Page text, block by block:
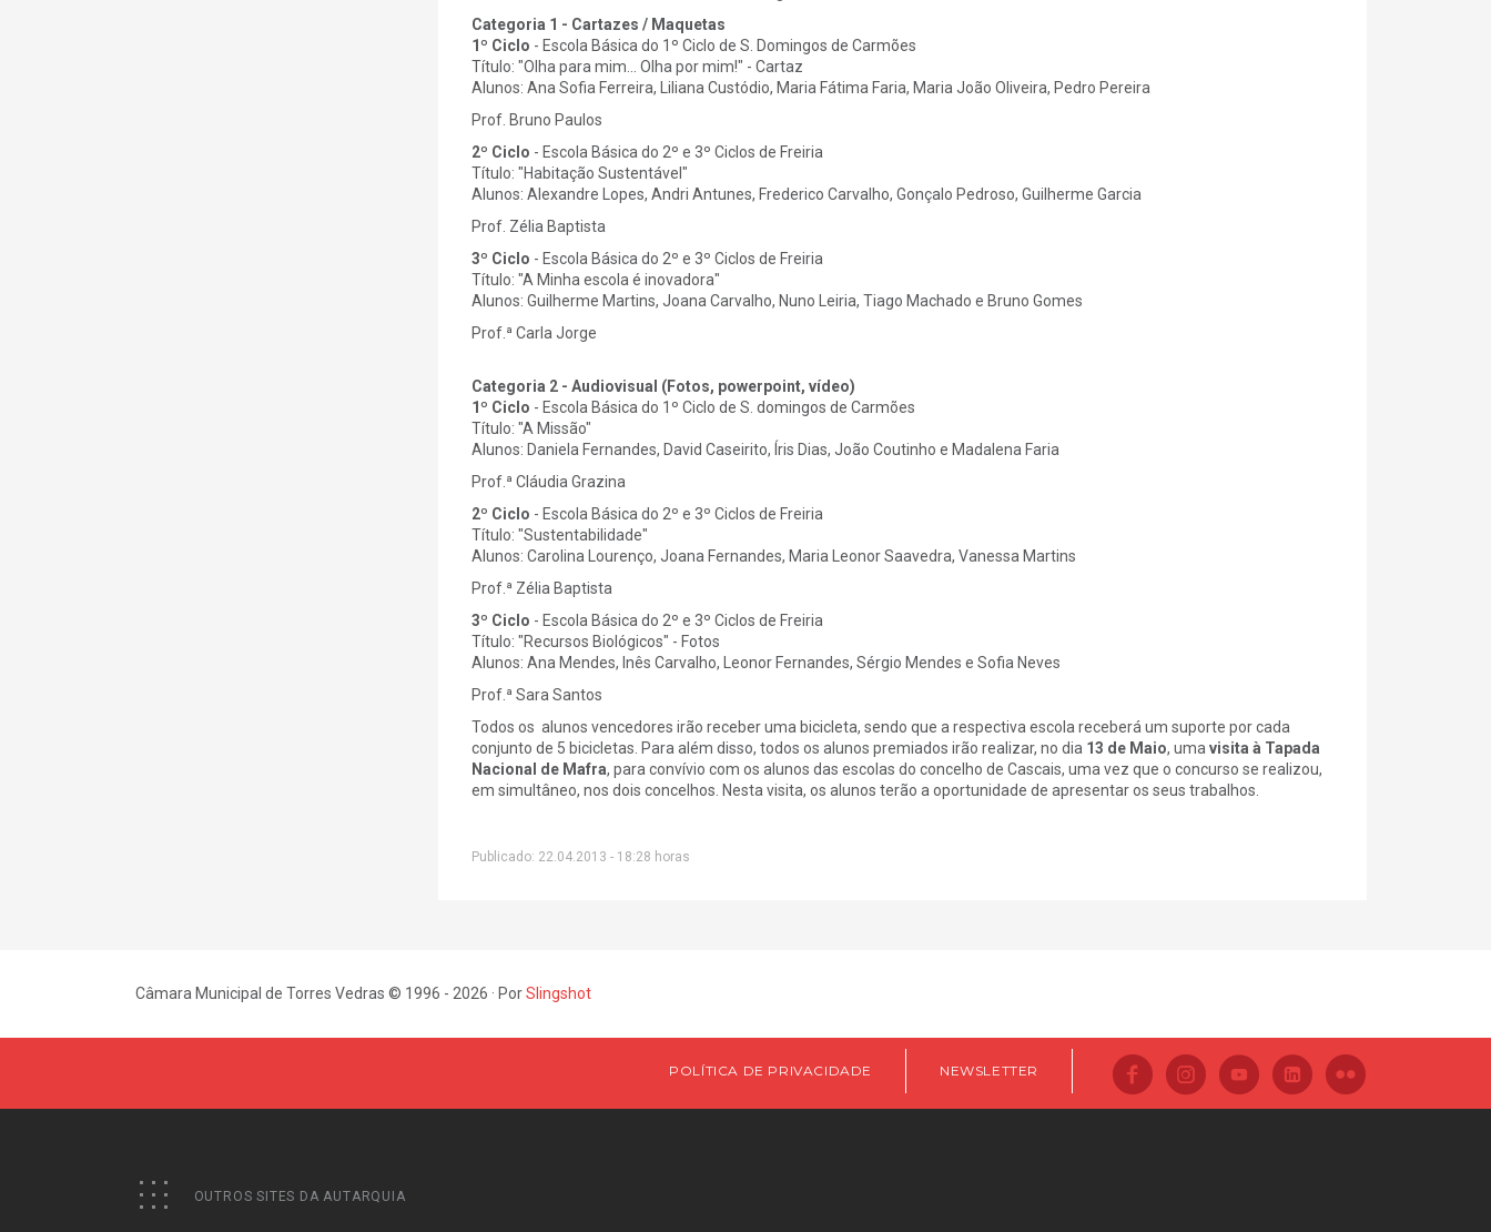
Categoria 1 - Cartazes / Maquetas
1º Ciclo - Escola Básica do 1º Ciclo de S. Domingos de Carmões
Título: "Olha para mim... Olha por mim!" - Cartaz
Alunos: Ana Sofia Ferreira, Liliana Custódio, Maria Fátima Faria, Maria João Oliveira, Pedro Pereira
Prof. Bruno Paulos
2º Ciclo - Escola Básica do 2º e 3º Ciclos de Freiria
Título: "Habitação Sustentável"
Alunos: Alexandre Lopes, Andri Antunes, Frederico Carvalho, Gonçalo Pedroso, Guilherme Garcia
Prof. Zélia Baptista
3º Ciclo - Escola Básica do 2º e 3º Ciclos de Freiria
Título: "A Minha escola é inovadora"
Alunos: Guilherme Martins, Joana Carvalho, Nuno Leiria, Tiago Machado e Bruno Gomes
Prof.ª Carla Jorge
Categoria 2 - Audiovisual (Fotos, powerpoint, vídeo)
1º Ciclo - Escola Básica do 1º Ciclo de S. domingos de Carmões
Título: "A Missão"
Alunos: Daniela Fernandes, David Caseirito, Íris Dias, João Coutinho e Madalena Faria
Prof.ª Cláudia Grazina
2º Ciclo - Escola Básica do 2º e 3º Ciclos de Freiria
Título: "Sustentabilidade"
Alunos: Carolina Lourenço, Joana Fernandes, Maria Leonor Saavedra, Vanessa Martins
Prof.ª Zélia Baptista
3º Ciclo - Escola Básica do 2º e 3º Ciclos de Freiria
Título: "Recursos Biológicos" - Fotos
Alunos: Ana Mendes, Inês Carvalho, Leonor Fernandes, Sérgio Mendes e Sofia Neves
Prof.ª Sara Santos
Todos os alunos vencedores irão receber uma bicicleta, sendo que a respectiva escola receberá um suporte por cada
conjunto de 5 bicicletas. Para além disso, todos os alunos premiados irão realizar, no dia 13 de Maio, uma visita à Tapada
Nacional de Mafra, para convívio com os alunos das escolas do concelho de Cascais, uma vez que o concurso se realizou,
em simultâneo, nos dois concelhos. Nesta visita, os alunos terão a oportunidade de apresentar os seus trabalhos.
Publicado: 22.04.2013 - 18:28 horas
Câmara Municipal de Torres Vedras © 1996 - 2026 · PorSlingshot
POLÍTICA DE PRIVACIDADE NEWSLETTER
OUTROS SITES DA AUTARQUIA